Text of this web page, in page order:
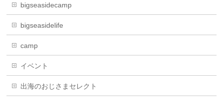
bigseasidecamp
bigseasidelife
camp
イベント
出海のおじさまセレクト